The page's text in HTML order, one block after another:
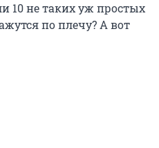
10 не таких уж простых
по плечу? А вот